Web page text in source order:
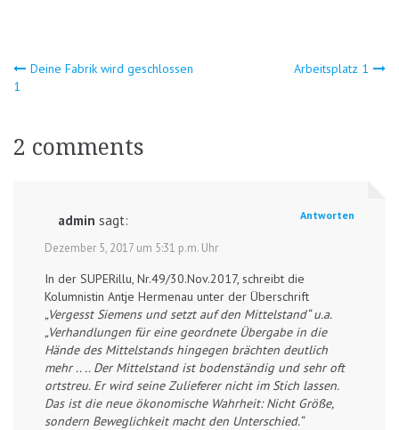
Beitragsnavigation
Deine Fabrik wird geschlossen
1
Arbeitsplatz 1
2 comments
admin sagt:
Dezember 5, 2017 um 5:31 p.m. Uhr
In der SUPERillu, Nr.49/30.Nov.2017, schreibt die
Kolumnistin Antje Hermenau unter der Überschrift
„Vergesst Siemens und setzt auf den Mittelstand“ u.a.
„Verhandlungen für eine geordnete Übergabe in die
Hände des Mittelstands hingegen brächten deutlich
mehr .. .. Der Mittelstand ist bodenständig und sehr oft
ortstreu. Er wird seine Zulieferer nicht im Stich lassen.
Das ist die neue ökonomische Wahrheit: Nicht Größe,
sondern Beweglichkeit macht den Unterschied.“
Antworten